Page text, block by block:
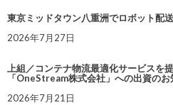
東京ミッドタウン八重洲でロボット配
2026年7月27日
上組／コンテナ物流最適化サービスを
「OneStream株式会社」への出資のお
2026年7月21日